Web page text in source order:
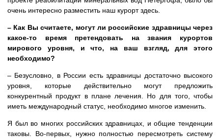
очень интересно разместить наш курорт здесь.
– Как Вы считаете, могут ли российские здравницы через
какое-то время претендовать на звания курортов
мирового уровня, и что, на ваш взгляд, для этого
необходимо?
– Безусловно, в России есть здравницы достаточно высокого
уровня, которые действительно могут предложить
конкурентный продукт в плане лечения. Но для того, чтобы
иметь международный статус, необходимо многое изменить.
Я был во многих российских здравницах, и общие тенденции
таковы. Во-первых, нужно полностью пересмотреть систему